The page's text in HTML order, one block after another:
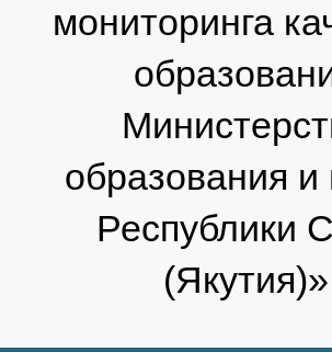
мониторинга
образования и
Республики
(Якутия)»